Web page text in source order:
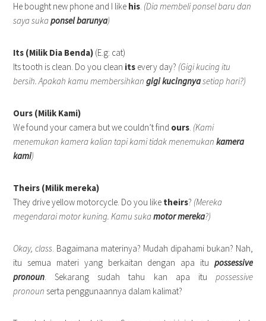
He bought new phone and I like his. (Dia membeli ponsel baru dan
saya sukaponsel barunya)
Its (Milik Dia Benda) (E.g: cat)
Its tooth is clean. Do you clean its every day? (Gigi kucing itu
bersih. Apakah kamu membersihkangigi kucingnyasetiap hari?)
Ours (Milik Kami)
We found your camera but we couldn’t find ours. (Kami
menemukan kamera kalian tapi kami tidak menemukankamera
kami)
Theirs (Milik mereka)
They drive yellow motorcycle. Do you like theirs? (Mereka
megendarai motor kuning. Kamu sukamotor mereka?)
Okay, class. Bagaimana materinya? Mudah dipahami bukan? Nah,
itu semua materi yang berkaitan dengan apa itu possessive
pronoun. Sekarang sudah tahu kan apa itu possessive
pronoun serta penggunaannya dalam kalimat?